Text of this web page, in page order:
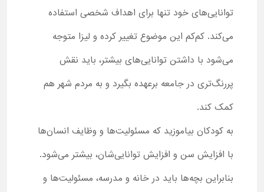
توانایی‌های خود تنها برای اهداف شخصی استفاده
می‌کند. کم‌کم این موضوع تغییر کرده و لیزا متوجه
می‌شود با داشتن توانایی‌های بیشتر، باید نقش
پررنگ‌تری در جامعه برعهده بگیرد و به مردم شهر هم
کمک کند.
به کودکان بیاموزید که مسئولیت‌ها و وظایف انسان‌ها
با افزایش سن و افزایش توانایی‌شان، بیشتر می‌شود.
بنابراین بچه‌ها باید در خانه و مدرسه، مسئولیت‌ها و